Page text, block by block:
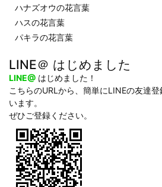
ハナズオウの花言葉
ハスの花言葉
パキラの花言葉
LINE＠ はじめました
LINE@ はじめました！
こちらのURLから、簡単にLINEの友達
います。
ぜひご登録ください。